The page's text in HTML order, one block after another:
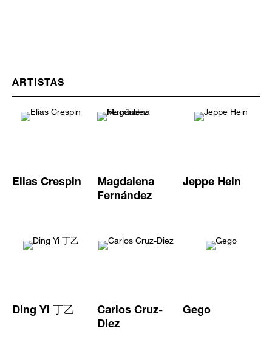
ARTISTAS
Elias Crespin
Magdalena
Fernández
Jeppe Hein
Ding Yi 丁乙
Carlos Cruz-
Diez
Gego